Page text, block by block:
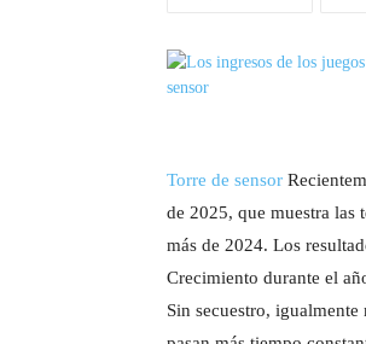
Torre de sensor
de 2025, que muestra las
más de 2024. Los
Crecimiento durante el
Sin secuestro,